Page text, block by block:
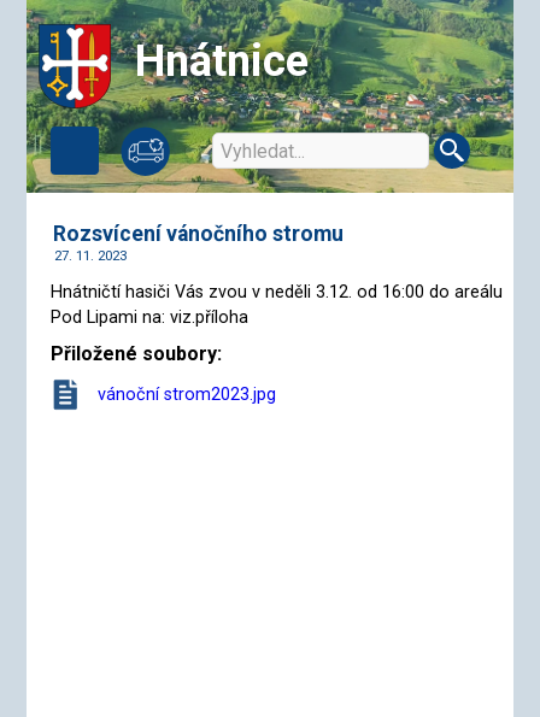
Hnátnice
Rozsvícení vánočního stromu
27. 11. 2023
Hnátničtí hasiči Vás zvou v neděli 3.12. od 16:00 do areálu
Pod Lipami na: viz.příloha
Přiložené soubory:
vánoční strom2023.jpg